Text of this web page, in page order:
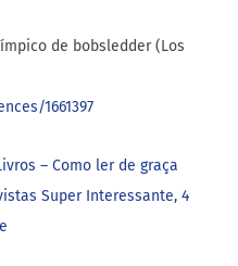
de bobsledder (Los
1661397
– Como ler de graça
Super Interessante, 4